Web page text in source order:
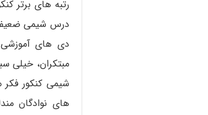
رتبه های برتر
درس شیمی ضعیف
دی های
مبتکران، خیلی
های نوادگان